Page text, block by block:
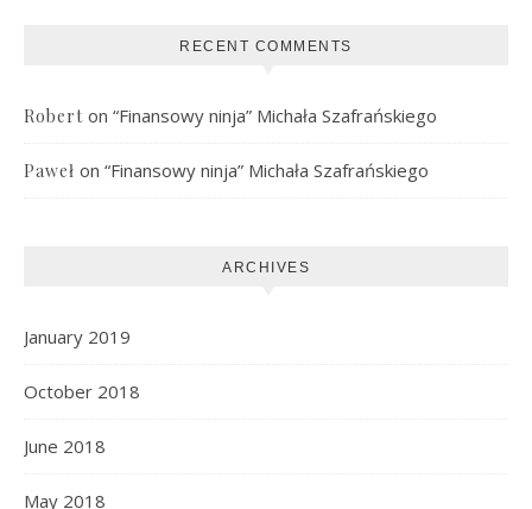
RECENT COMMENTS
Robert on “Finansowy ninja” Michała Szafrańskiego
Paweł on “Finansowy ninja” Michała Szafrańskiego
ARCHIVES
January 2019
October 2018
June 2018
May 2018